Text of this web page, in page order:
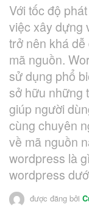
Với tốc độ
việc xây dựng
trở nên khá
mã nguồn.
sử dụng phổ
sở hữu những
giúp người
cùng chuyên
về mã nguồn
wordpress là
wordpress
được đăng bởi